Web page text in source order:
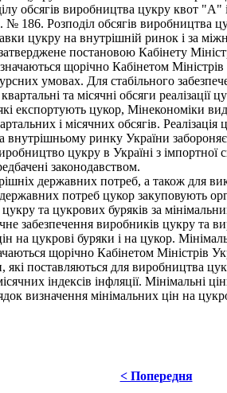
обсягів виробництва цукру квот
№ 186. Розподіл обсягів
цукру на внутрішній ринок і за
постановою Кабінету
щорічно Кабінетом
умовах. Для стабільного
та місячні обсяги реалізації
цукор, Мінекономіки
і місячних обсягів.
ринку України
цукру в Україні з
законодавством.
державних потреб, а також для
потреб цукор закуповують
та цукрових буряків за
забезпечення виробників цукру та
на цукрові буряки і на цукор.
щорічно Кабінетом Міністрів
які поставляються для
індексів інфляції. Мінімальні
визначення мінімальних цін на
< Попередня